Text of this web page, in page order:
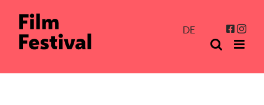
Inhalt
springen
DE